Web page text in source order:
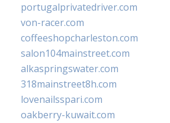
portugalprivatedriver.com
von-racer.com
coffeeshopcharleston.com
salon104mainstreet.com
alkaspringswater.com
318mainstreet8h.com
lovenailsspari.com
oakberry-kuwait.com